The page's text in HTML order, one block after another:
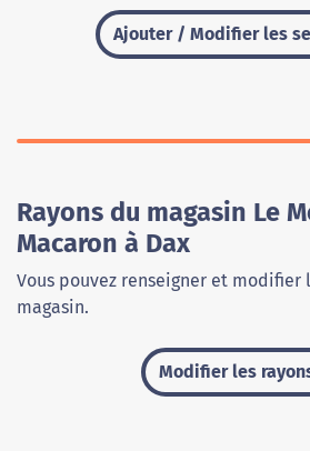
Ajouter / Modifier les
Rayons du magasin Le
Macaron à Dax
Vous pouvez renseigner et modifier
magasin.
Modifier les